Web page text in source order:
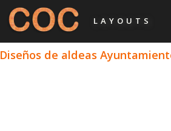
LAYOUTS
Diseños de aldeas